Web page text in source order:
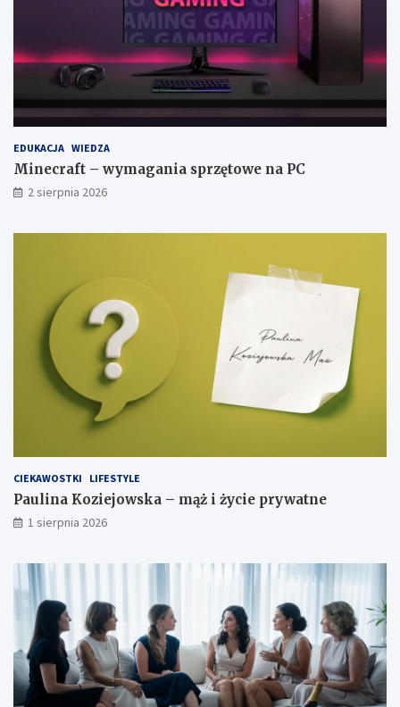
EDUKACJA WIEDZA
Minecraft – wymagania sprzętowe na PC
2 sierpnia 2026
CIEKAWOSTKI LIFESTYLE
Paulina Koziejowska – mąż i życie prywatne
1 sierpnia 2026